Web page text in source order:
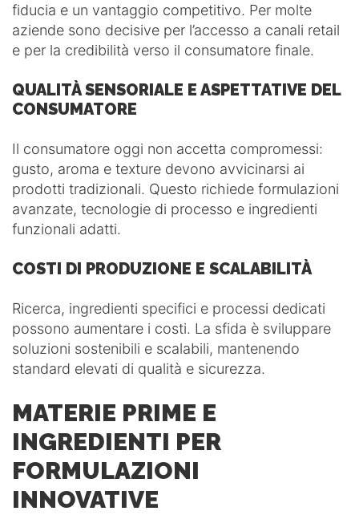
fiducia e un vantaggio competitivo. Per molte
aziende sono decisive per l’accesso a canali retail
e per la credibilità verso il consumatore finale.
QUALITÀ SENSORIALE E ASPETTATIVE DEL
CONSUMATORE
Il consumatore oggi non accetta compromessi:
gusto, aroma e texture devono avvicinarsi ai
prodotti tradizionali. Questo richiede formulazioni
avanzate, tecnologie di processo e ingredienti
funzionali adatti.
COSTI DI PRODUZIONE E SCALABILITÀ
Ricerca, ingredienti specifici e processi dedicati
possono aumentare i costi. La sfida è sviluppare
soluzioni sostenibili e scalabili, mantenendo
standard elevati di qualità e sicurezza.
MATERIE PRIME E
INGREDIENTI PER
FORMULAZIONI
INNOVATIVE